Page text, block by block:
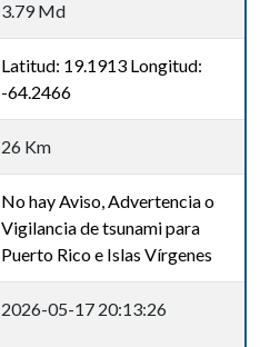
3.79 Md
Latitud: 19.1913 Longitud:
-64.2466
26 Km
No hay Aviso, Advertencia o
Vigilancia de tsunami para
Puerto Rico e Islas Vírgenes
2026-05-17 20:13:26